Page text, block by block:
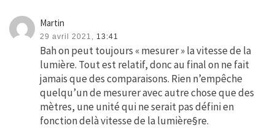
Martin
29 avril 2021, 13:41
Bah on peut toujours « mesurer » la vitesse de la
lumière. Tout est relatif, donc au final on ne fait
jamais que des comparaisons. Rien n’empêche
quelqu’un de mesurer avec autre chose que des
mètres, une unité qui ne serait pas défini en
fonction delà vitesse de la lumière§re.